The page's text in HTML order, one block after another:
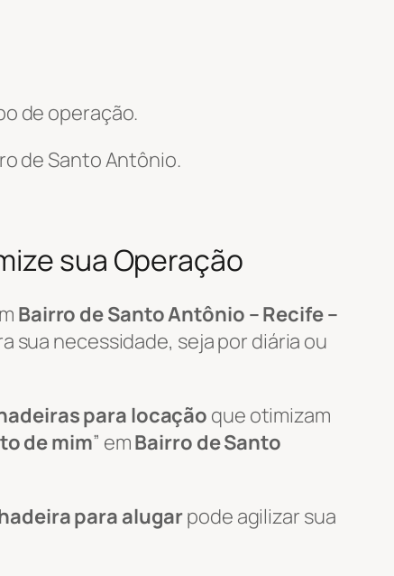
de operação.
de Santo Antônio.
sua Operação
Bairro de Santo Antônio – Recife –
sua necessidade, seja por diária ou
para locação que otimizam
de mim” emBairro de Santo
para alugarpode agilizar sua